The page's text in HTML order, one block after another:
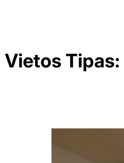
Vietos Tipas: